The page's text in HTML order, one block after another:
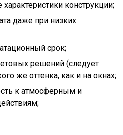
конструкции;
даже при низких
срок;
решений (следует
же оттенка, как и на окнах;
к атмосферным и